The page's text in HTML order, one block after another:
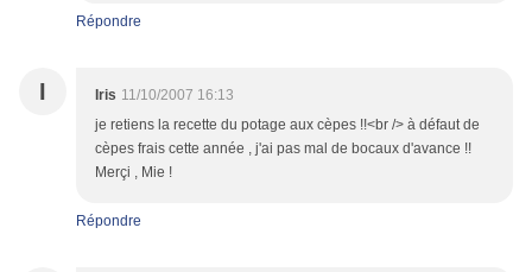
Répondre
I Iris 11/10/2007 16:13
je retiens la recette du potage aux cèpes !!<br /> à défaut de
cèpes frais cette année , j'ai pas mal de bocaux d'avance !!
Merçi , Mie !
Répondre